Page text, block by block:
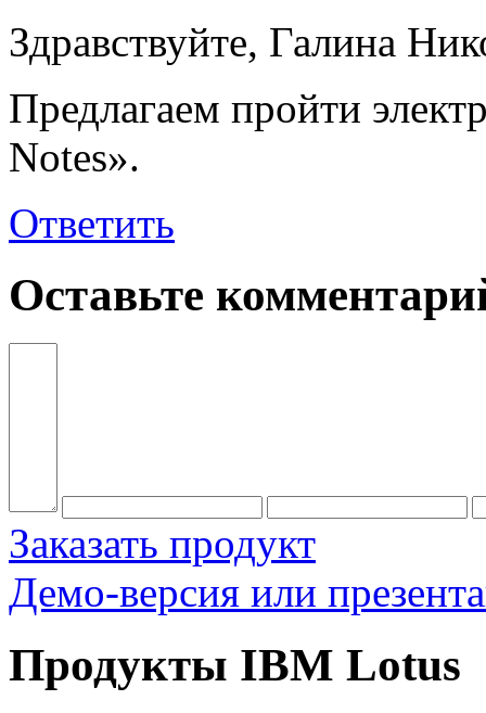
Здравствуйте, Галина
Предлагаем пройти
Notes».
Ответить
Оставьте
Заказать продукт
Демо-версия или
Продукты IBM Lotus